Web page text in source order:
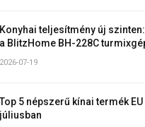
Konyhai teljesítmény új
a BlitzHome BH-228C
2026-07-19
Top 5 népszerű kínai termék
júliusban